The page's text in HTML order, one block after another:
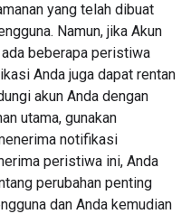
yang telah dibuat
Namun, jika Akun
beberapa peristiwa
Anda juga dapat rentan
akun Anda dengan
utama, gunakan
notifikasi
peristiwa ini, Anda
perubahan penting
dan Anda kemudian